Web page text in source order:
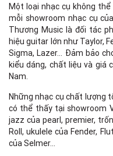
Một loại nhạc cụ không
mỗi showroom nhạc cụ
Thương Music là đối tác
hiệu guitar lớn như Taylor,
Sigma, Lazer… Đảm bảo
kiểu dáng, chất liệu và giá
Nam.
Những nhạc cụ chất lượng
có thể thấy tại showroom
jazz của pearl, premier,
Roll, ukulele của Fender,
của Selmer…